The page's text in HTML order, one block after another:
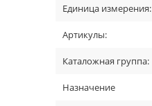
Единица измерения:
Артикулы:
Каталожная группа:
Назначение